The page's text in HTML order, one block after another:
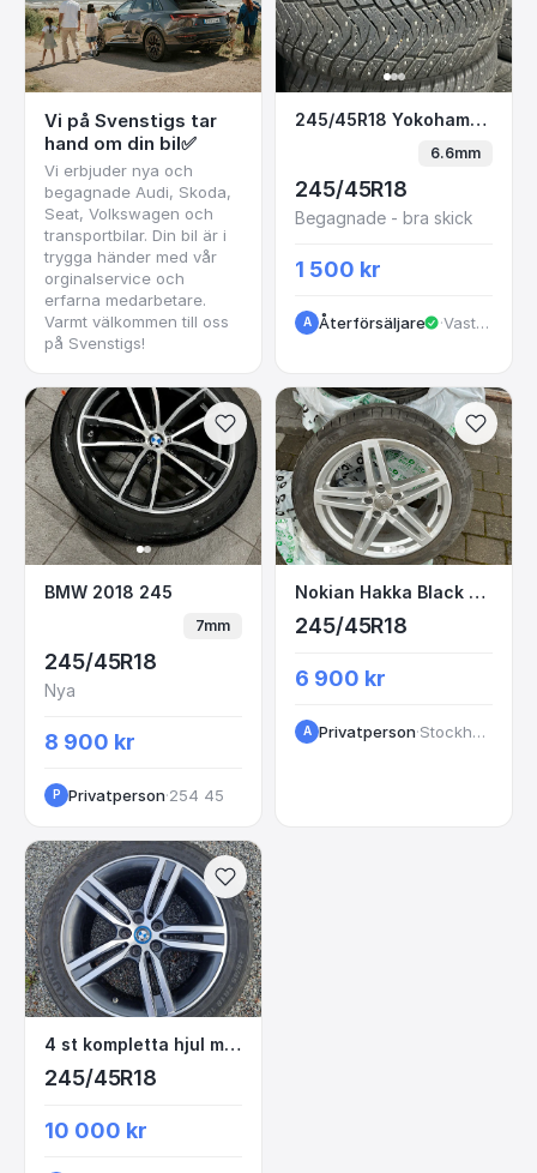
Vi på Svenstigs tar
hand om din bil✅
Vi erbjuder nya och
begagnade Audi, Skoda,
Seat, Volkswagen och
transportbilar. Din bil är i
trygga händer med vår
orginalservice och
erfarna medarbetare.
Varmt välkommen till oss
på Svenstigs!
245/45R18 245/45R18 Yokohama dubbat
6.6mm
245/45R18
Begagnade - bra skick
1 500 kr
A Återförsäljare · VastraGotaland
BMW 2018 245
BMW 2018 245
7mm
245/45R18
Nya
8 900 kr
P Privatperson·254 45
Nokian Hakka Black
Nokian Hakka Black 3 Sommardäck på fälg
245/45R18
6 900 kr
A Privatperson· Stockholm
4 st kompletta hjul med fälg
4 st kompletta hjul med fälg
245/45R18
10 000 kr